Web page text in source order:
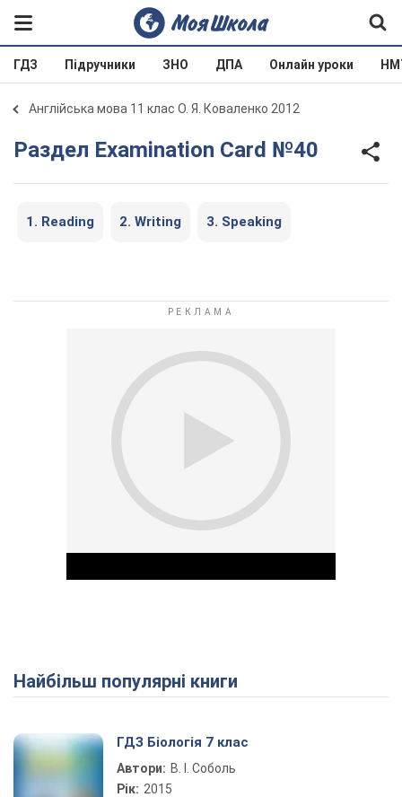
ГДЗ Підручники ЗНО ДПА Онлайн уроки
Англійська мова 11 клас О. Я. Коваленко 2012
Раздел Examination Card №40
1. Reading 2. Writing 3. Speaking
Play Video
Найбільш популярні книги
ГДЗ Біологія 7 клас
Автори: В. І. Соболь
Рік: 2015